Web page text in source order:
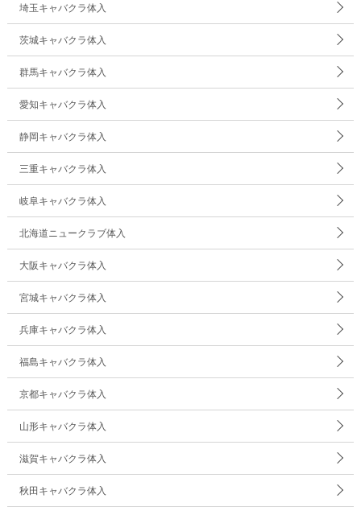
埼玉キャバクラ体入
茨城キャバクラ体入
群馬キャバクラ体入
愛知キャバクラ体入
静岡キャバクラ体入
三重キャバクラ体入
岐阜キャバクラ体入
北海道ニュークラブ体入
大阪キャバクラ体入
宮城キャバクラ体入
兵庫キャバクラ体入
福島キャバクラ体入
京都キャバクラ体入
山形キャバクラ体入
滋賀キャバクラ体入
秋田キャバクラ体入